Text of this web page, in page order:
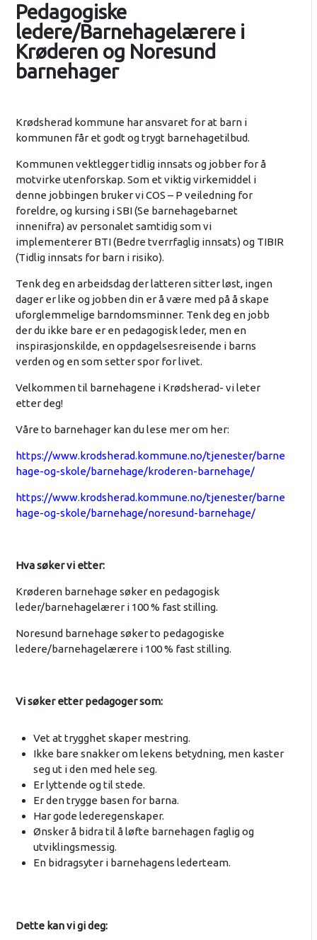
Pedagogiske
ledere/Barnehagelærere i
Krøderen og Noresund
barnehager
Krødsherad kommune har ansvaret for at barn i
kommunen får et godt og trygt barnehagetilbud.
Kommunen vektlegger tidlig innsats og jobber for å
motvirke utenforskap. Som et viktig virkemiddel i
denne jobbingen bruker vi COS – P veiledning for
foreldre, og kursing i SBI (Se barnehagebarnet
innenifra) av personalet samtidig som vi
implementerer BTI (Bedre tverrfaglig innsats) og TIBIR
(Tidlig innsats for barn i risiko).
Tenk deg en arbeidsdag der latteren sitter løst, ingen
dager er like og jobben din er å være med på å skape
uforglemmelige barndomsminner. Tenk deg en jobb
der du ikke bare er en pedagogisk leder, men en
inspirasjonskilde, en oppdagelsesreisende i barns
verden og en som setter spor for livet.
Velkommen til barnehagene i Krødsherad- vi leter
etter deg!
Våre to barnehager kan du lese mer om her:
https://www.krodsherad.kommune.no/tjenester/barne
hage-og-skole/barnehage/kroderen-barnehage/
https://www.krodsherad.kommune.no/tjenester/barne
hage-og-skole/barnehage/noresund-barnehage/
Hva søker vi etter:
Krøderen barnehage søker en pedagogisk
leder/barnehagelærer i 100 % fast stilling.
Noresund barnehage søker to pedagogiske
ledere/barnehagelærere i 100 % fast stilling.
Vi søker etter pedagoger som:
Vet at trygghet skaper mestring.
Ikke bare snakker om lekens betydning, men kaster
seg ut i den med hele seg.
Er lyttende og til stede.
Er den trygge basen for barna.
Har gode lederegenskaper.
Ønsker å bidra til å løfte barnehagen faglig og
utviklingsmessig.
En bidragsyter i barnehagens lederteam.
Dette kan vi gi deg: